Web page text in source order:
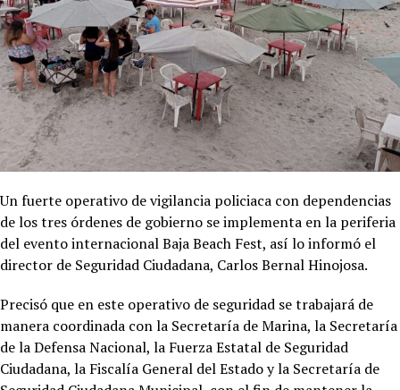
Un fuerte operativo de vigilancia policiaca con dependencias
de los tres órdenes de gobierno se implementa en la periferia
del evento internacional Baja Beach Fest, así lo informó el
director de Seguridad Ciudadana, Carlos Bernal Hinojosa.
Precisó que en este operativo de seguridad se trabajará de
manera coordinada con la Secretaría de Marina, la Secretaría
de la Defensa Nacional, la Fuerza Estatal de Seguridad
Ciudadana, la Fiscalía General del Estado y la Secretaría de